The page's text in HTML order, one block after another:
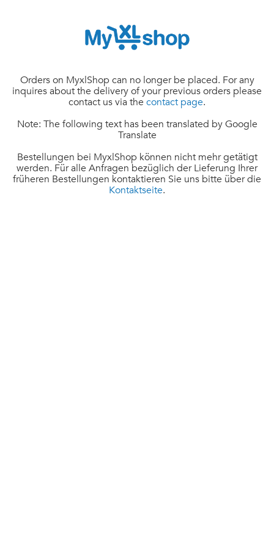
Orders on MyxlShop can no longer be placed. For any
inquires about the delivery of your previous orders please
contact us via the contact page.
Note: The following text has been translated by Google
Translate
Bestellungen bei MyxlShop können nicht mehr getätigt
werden. Für alle Anfragen bezüglich der Lieferung Ihrer
früheren Bestellungen kontaktieren Sie uns bitte über die
Kontaktseite.